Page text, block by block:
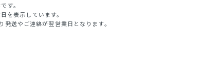
す。
を表示しています。
送やご連絡が翌営業日となります。